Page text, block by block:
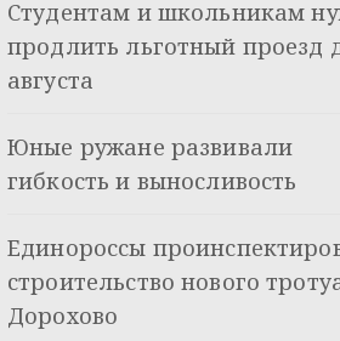
Студентам и школьникам
продлить льготный проезд
августа
Юные ружане развивали
гибкость и выносливость
Единороссы
строительство нового
Дорохово